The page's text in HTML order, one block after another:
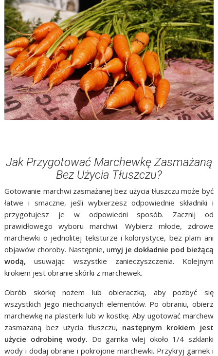
Jak Przygotować Marchewkę Zasmażaną
Bez Użycia Tłuszczu?
Gotowanie marchwi zasmażanej bez użycia tłuszczu może być
łatwe i smaczne, jeśli wybierzesz odpowiednie składniki i
przygotujesz je w odpowiedni sposób. Zacznij od
prawidłowego wyboru marchwi. Wybierz młode, zdrowe
marchewki o jednolitej teksturze i kolorystyce, bez plam ani
objawów choroby. Następnie, umyj je dokładnie pod bieżącą
wodą, usuwając wszystkie zanieczyszczenia. Kolejnym
krokiem jest obranie skórki z marchewek.
Obrób skórkę nożem lub obieraczką, aby pozbyć się
wszystkich jego niechcianych elementów. Po obraniu, obierz
marchewkę na plasterki lub w kostkę. Aby ugotować marchew
zasmażaną bez użycia tłuszczu, następnym krokiem jest
użycie odrobinę wody. Do garnka wlej około 1/4 szklanki
wody i dodaj obrane i pokrojone marchewki. Przykryj garnek i